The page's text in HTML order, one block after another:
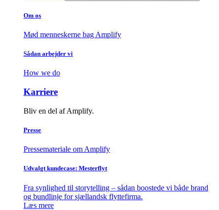
Om os
Mød menneskerne bag Amplify
Sådan arbejder vi
How we do
Karriere
Bliv en del af Amplify.
Presse
Pressemateriale om Amplify
Udvalgt kundecase: Mesterflyt
Fra synlighed til storytelling – sådan boostede vi både brand
og bundlinje for sjællandsk flyttefirma.
Læs mere